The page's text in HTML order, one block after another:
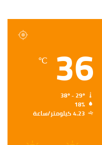
36
℃
18%
4.23 كيلومتر/ساعة